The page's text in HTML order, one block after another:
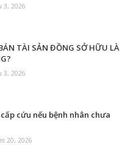
3, 2026
TÀI SẢN ĐỒNG SỞ HỮU LÀ
3, 2026
cứu nếu bệnh nhân chưa
20, 2026